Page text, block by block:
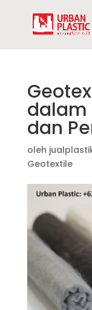
dalam
dan
oleh
Geotextile